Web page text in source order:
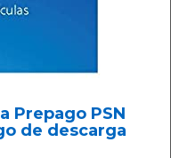
Prepago PSN
de descarga